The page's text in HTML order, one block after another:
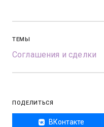
ТЕМЫ
Соглашения и сделки
ПОДЕЛИТЬСЯ
ВКонтакте